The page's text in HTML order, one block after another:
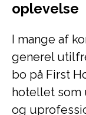
oplevelse
I mange af
generel
bo på First
hotellet som
og